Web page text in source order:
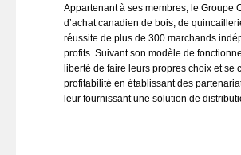
Appartenant à ses membres, le Groupe
d’achat canadien de bois, de
réussite de plus de 300 marchands
profits. Suivant son modèle de
liberté de faire leurs propres choix et
profitabilité en établissant des
leur fournissant une solution de